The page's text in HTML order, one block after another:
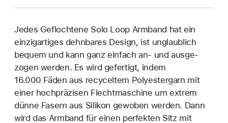
Jedes Geflochtene Solo Loop Armband hat ein
einzig­artiges dehn­bares Design, ist unglaublich
bequem und kann ganz einfach an‑ und ausge­
zogen werden. Es wird gefertigt, indem
16.000 Fäden aus recyceltem Polyester­garn mit
einer hoch­präzisen Flecht­maschine um extrem
dünne Fasern aus Silikon gewoben werden. Dann
wird das Armband für einen perfekten Sitz mit